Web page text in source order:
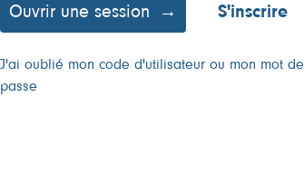
Ouvrir une session S'inscrire
J'ai oublié mon code d'utilisateur ou mon mot de
passe